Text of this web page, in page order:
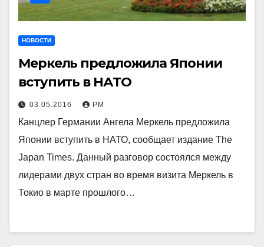
НОВОСТИ
Меркель предложила Японии
вступить в НАТО
03.05.2016 РМ
Канцлер Германии Ангела Меркель предложила
Японии вступить в НАТО, сообщает издание The
Japan Times. Данный разговор состоялся между
лидерами двух стран во время визита Меркель в
Токио в марте прошлого…